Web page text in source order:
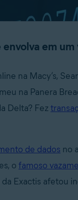
em
na Macy’s,
na Panera
Delta? Fez
de dados no
o famoso
Exactis afetou